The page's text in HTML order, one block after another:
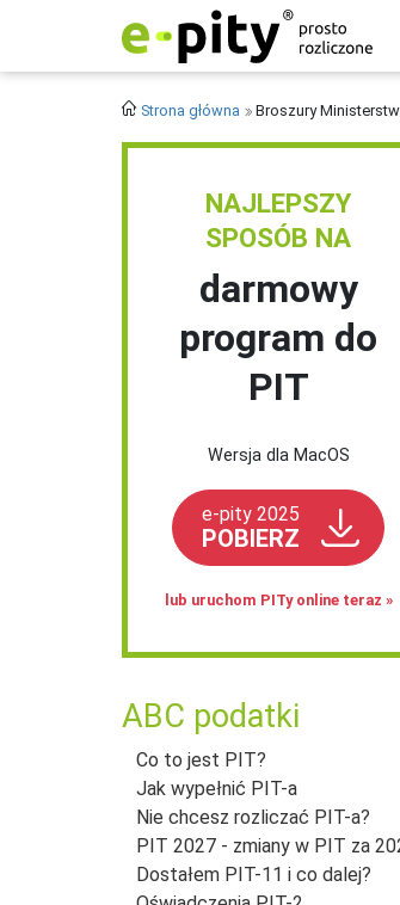
Strona główna Broszury
NAJLEPSZY
SPOSÓB NA
darmowy
program do
PIT
Wersja dla MacOS
e-pity 2025
POBIERZ
lub uruchom PITy online teraz »
ABC podatki
Co to jest PIT?
Jak wypełnić PIT-a
Nie chcesz rozliczać PIT-a?
PIT 2027 - zmiany w PIT za
Dostałem PIT-11 i co dalej?